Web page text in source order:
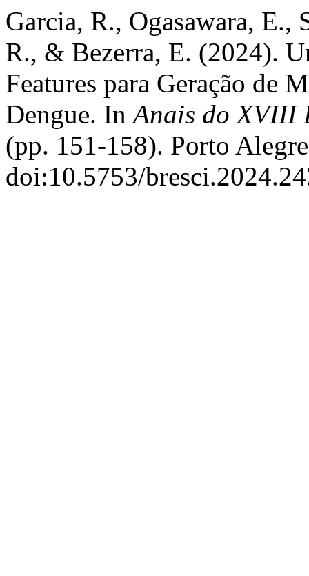
Garcia, R., Ogasawara, E.,
R., & Bezerra, E. (2024).
Features para Geração de
Dengue. InAnais do XVIII
(pp. 151-158). Porto
doi:10.5753/